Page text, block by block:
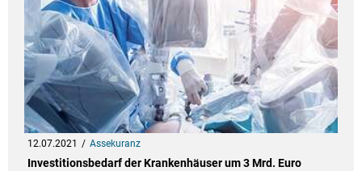
12.07.2021 Assekuranz
Investitionsbedarf der Krankenhäuser um 3 Mrd. Euro